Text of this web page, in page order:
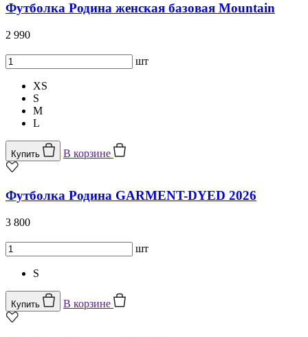
Футболка Родина женская базовая Mountain
2 990
шт
XS
S
M
L
Купить В корзине
Футболка Родина GARMENT-DYED 2026
3 800
шт
S
Купить В корзине